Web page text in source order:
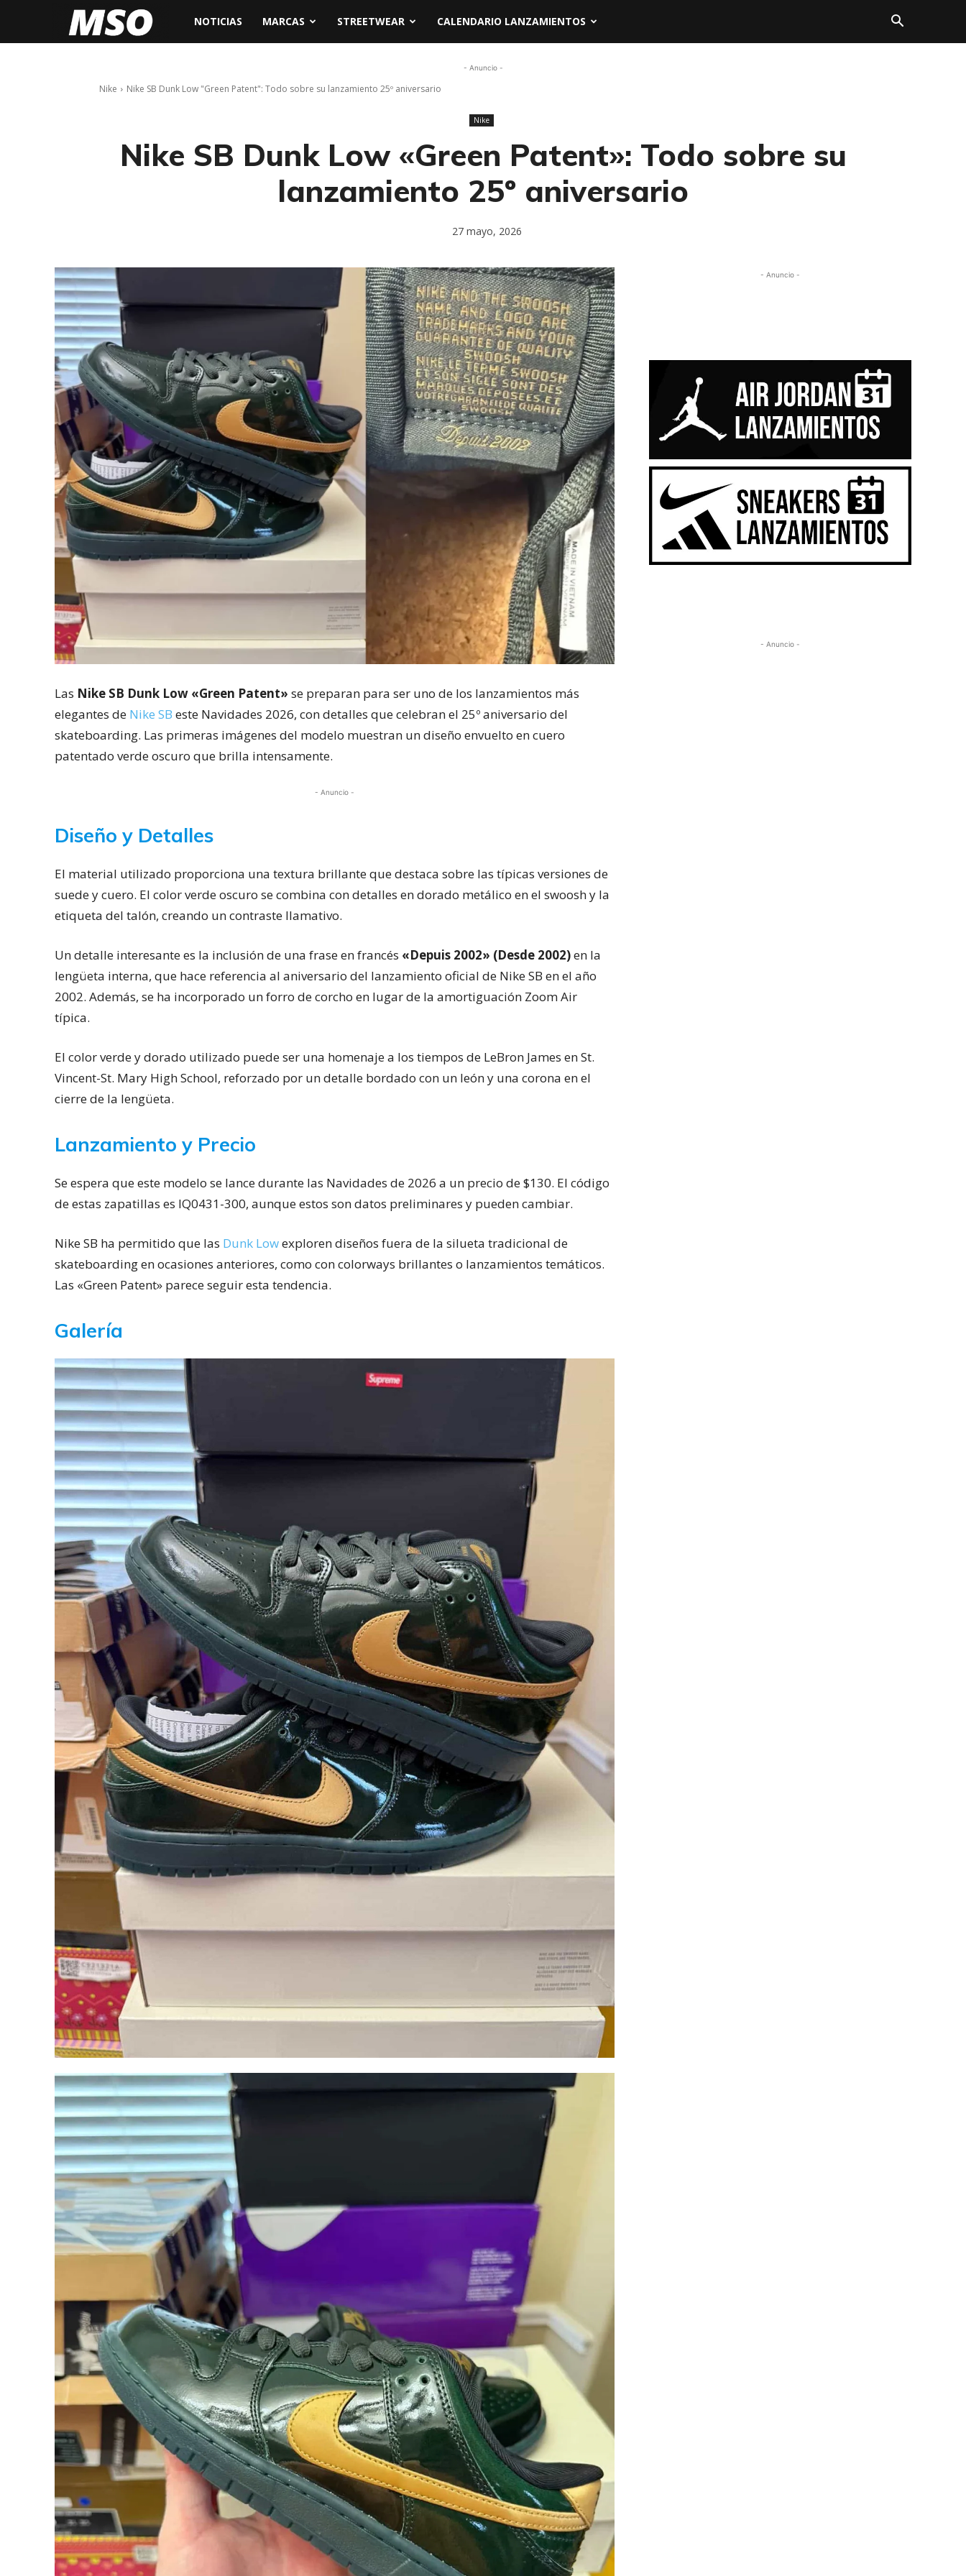
MyNOTICIAS MARCAS STREETWEAR CALENDARIO LANZAMIENTOS
- Anuncio -
Nike Nike SB Dunk Low "Green Patent": Todo sobre su lanzamiento 25º aniversario
Nike
Nike SB Dunk Low «Green Patent»: Todo sobre su
lanzamiento 25º aniversario
27 mayo, 2026
Las Nike SB Dunk Low «Green Patent» se preparan para ser uno de los lanzamientos más
elegantes de Nike SB este Navidades 2026, con detalles que celebran el 25º aniversario del
skateboarding. Las primeras imágenes del modelo muestran un diseño envuelto en cuero
patentado verde oscuro que brilla intensamente.
- Anuncio -
Diseño y Detalles
El material utilizado proporciona una textura brillante que destaca sobre las típicas versiones de
suede y cuero. El color verde oscuro se combina con detalles en dorado metálico en el swoosh y la
etiqueta del talón, creando un contraste llamativo.
Un detalle interesante es la inclusión de una frase en francés «Depuis 2002» (Desde 2002)en la
lengüeta interna, que hace referencia al aniversario del lanzamiento oficial de Nike SB en el año
2002. Además, se ha incorporado un forro de corcho en lugar de la amortiguación Zoom Air
típica.
El color verde y dorado utilizado puede ser una homenaje a los tiempos de LeBron James en St.
Vincent-St. Mary High School, reforzado por un detalle bordado con un león y una corona en el
cierre de la lengüeta.
Lanzamiento y Precio
Se espera que este modelo se lance durante las Navidades de 2026 a un precio de $130. El código
de estas zapatillas es IQ0431-300, aunque estos son datos preliminares y pueden cambiar.
Nike SB ha permitido que las Dunk Lowexploren diseños fuera de la silueta tradicional de
skateboarding en ocasiones anteriores, como con colorways brillantes o lanzamientos temáticos.
Las «Green Patent» parece seguir esta tendencia.
Galería
- Anuncio -
- Anuncio -